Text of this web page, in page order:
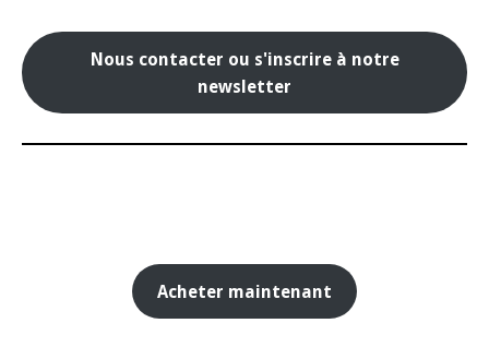
Nous contacter ou s'inscrire à notre
newsletter
Acheter maintenant